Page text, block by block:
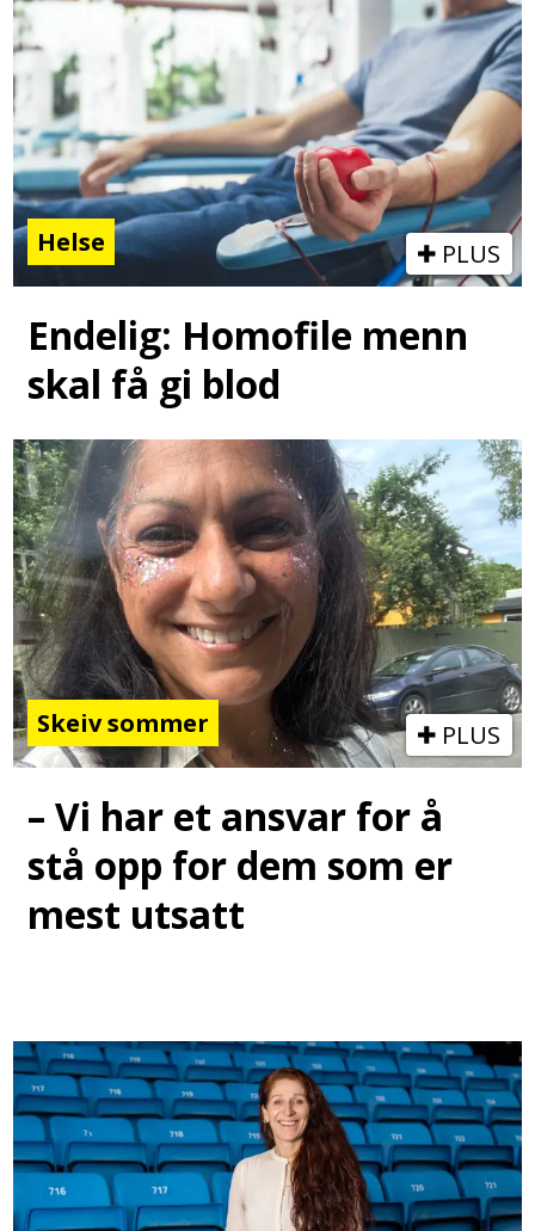
Helse PLUS
Endelig: Homofile menn
skal få gi blod
Skeiv sommer PLUS
– Vi har et ansvar for å
stå opp for dem som er
mest utsatt